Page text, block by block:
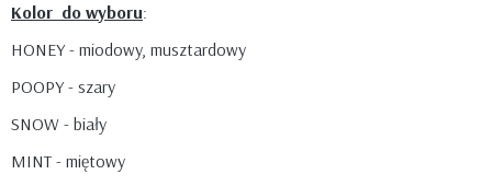
Kolor do wyboru:
HONEY - miodowy, musztardowy
POOPY - szary
SNOW - biały
MINT - miętowy